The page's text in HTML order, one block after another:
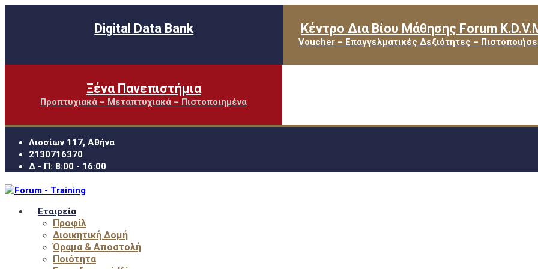
Digital Data Bank Κέντρο Δια Βίου Μάθησης Forum
Voucher – Επαγγελματικές Δεξιότητες –
Ξένα Πανεπιστήμια
Προπτυχιακά – Μεταπτυχιακά – Πιστοποιημένα
Λιοσίων 117, Αθήνα
2130716370
Δ - Π: 8:00 - 16:00
Εταιρεία
Προφίλ
Διοικητική Δομή
Όραμα & Αποστολή
Ποιότητα